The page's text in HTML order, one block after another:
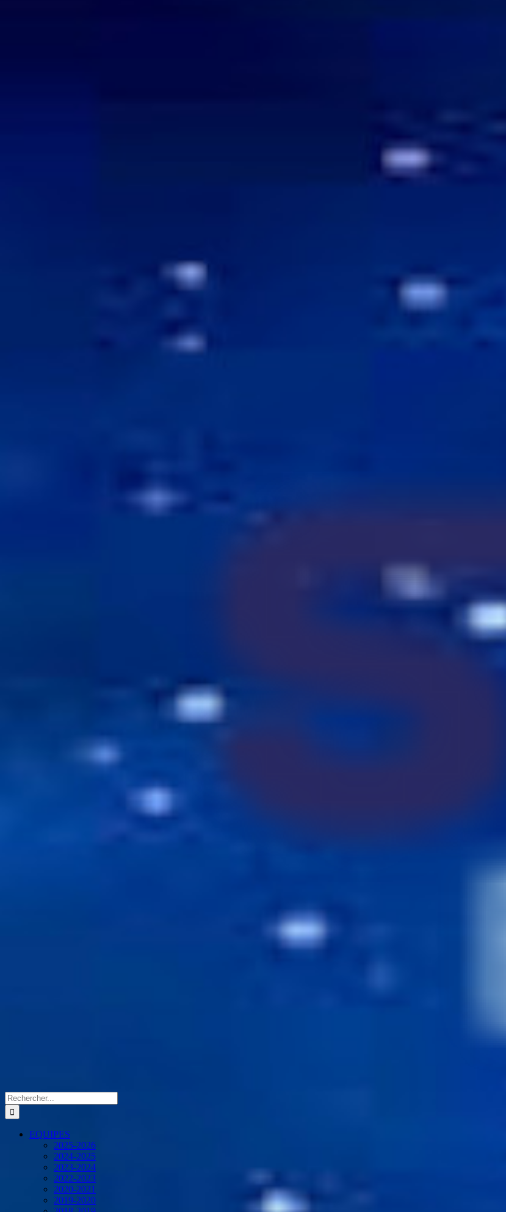
Rechercher:
EQUIPES
2025-2026
2024-2025
2023-2024
2022-2023
2020-2021
2019-2020